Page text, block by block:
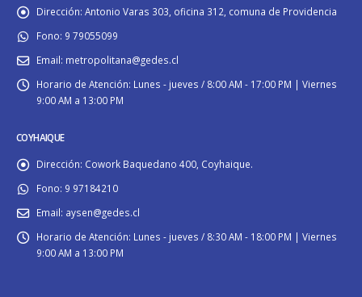
Dirección: Antonio Varas 303, oficina 312, comuna de Providencia
Fono: 9 79055099
Email: metropolitana@gedes.cl
Horario de Atención: Lunes - jueves / 8:00 AM - 17:00 PM | Viernes
9:00 AM a 13:00 PM
COYHAIQUE
Dirección: Cowork Baquedano 400, Coyhaique.
Fono: 9 97184210
Email: aysen@gedes.cl
Horario de Atención: Lunes - jueves / 8:30 AM - 18:00 PM | Viernes
9:00 AM a 13:00 PM